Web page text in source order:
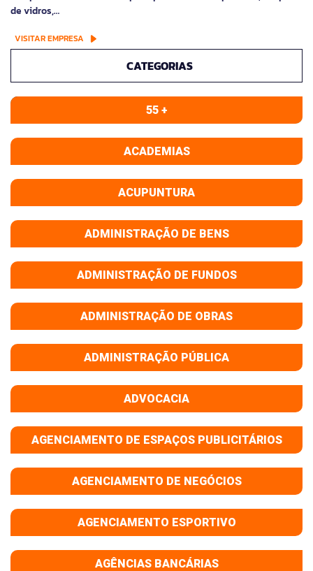
de vidros,…
VISITAR EMPRESA
CATEGORIAS
55 +
ACADEMIAS
ACUPUNTURA
ADMINISTRAÇÃO DE BENS
ADMINISTRAÇÃO DE FUNDOS
ADMINISTRAÇÃO DE OBRAS
ADMINISTRAÇÃO PÚBLICA
ADVOCACIA
AGENCIAMENTO DE ESPAÇOS PUBLICITÁRIOS
AGENCIAMENTO DE NEGÓCIOS
AGENCIAMENTO ESPORTIVO
AGÊNCIAS BANCÁRIAS